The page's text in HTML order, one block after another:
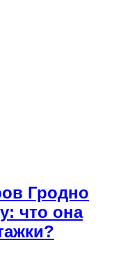
Гродно
что она